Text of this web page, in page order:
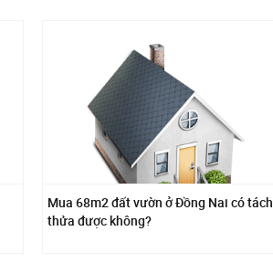
Mua 68m2 đất vườn ở Đồng Nai có tách
thửa được không?